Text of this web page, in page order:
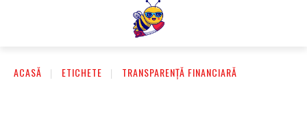
ACASĂ ETICHETE TRANSPARENȚĂ FINANCIARĂ